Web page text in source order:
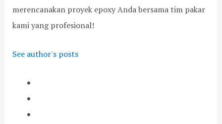
merencanakan proyek epoxy Anda bersama tim pakar
kami yang profesional!
See author's posts